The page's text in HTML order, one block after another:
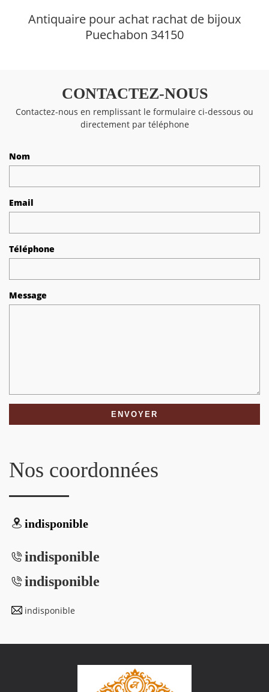
Antiquaire pour achat rachat de bijoux
Puechabon 34150
CONTACTEZ-NOUS
Contactez-nous en remplissant le formulaire ci-dessous ou
directement par téléphone
Nom
Email
Téléphone
Message
Nos coordonnées
indisponible
indisponible
indisponible
indisponible